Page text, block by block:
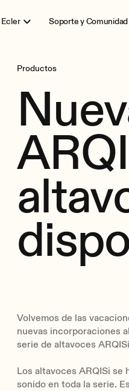
Soporte y Comunidad
Productos
Volvemos de las
nuevas incorporaciones
serie de altavoces
Los altavoces ARQISi se
sonido en toda la serie.